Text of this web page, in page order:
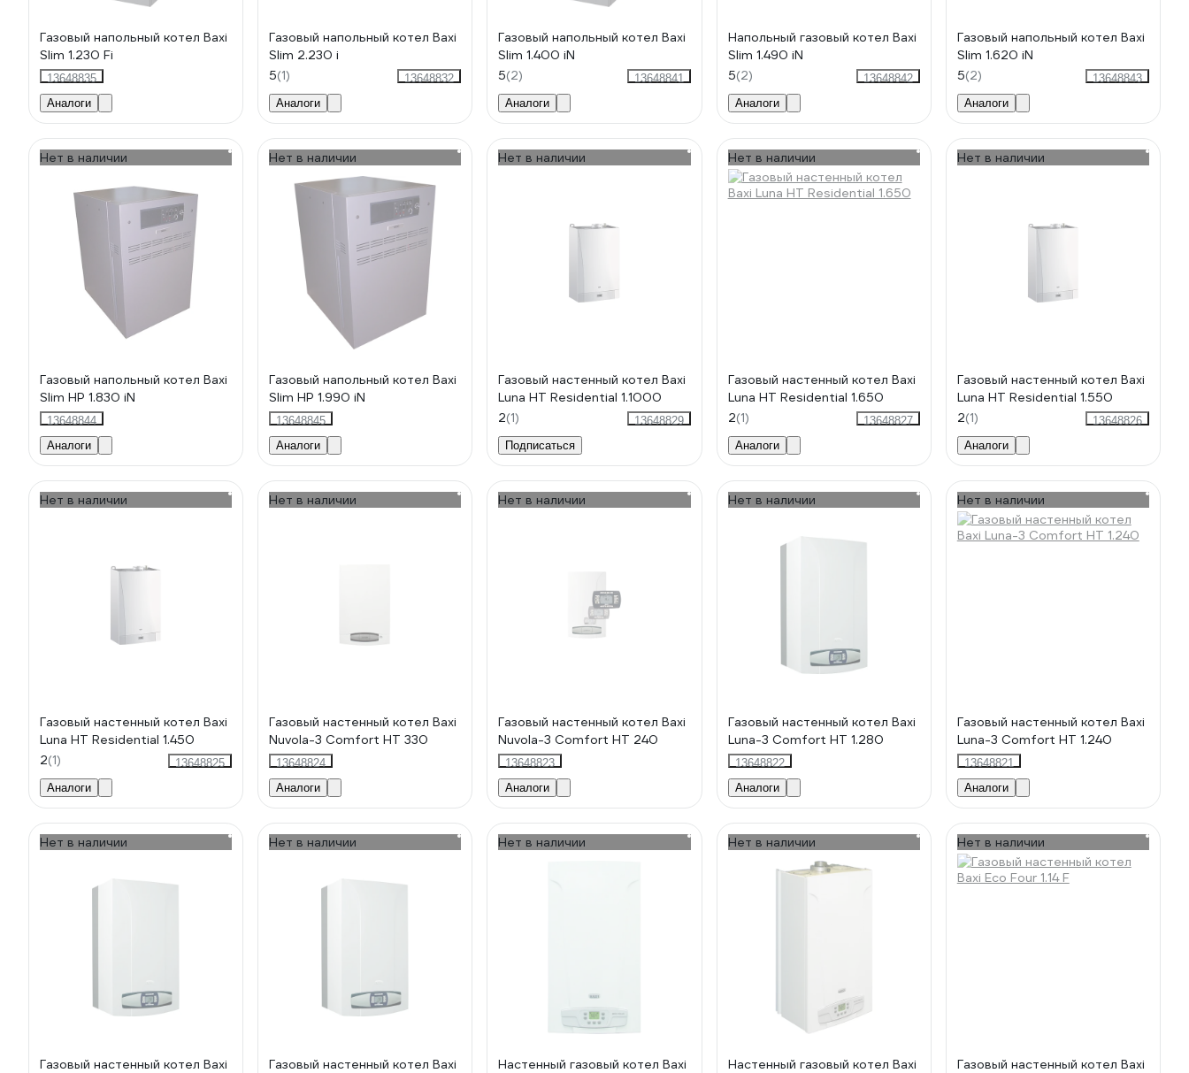
Газовый напольный котел Baxi
Slim 1.230 Fi
13648835
Аналоги
Газовый напольный котел Baxi
Slim 2.230 i
5(1)
13648832
Аналоги
Газовый напольный котел Baxi
Slim 1.400 iN
5(2)
13648841
Аналоги
Напольный газовый котел Baxi
Slim 1.490 iN
5(2)
13648842
Аналоги
Газовый напольный котел Baxi
Slim 1.620 iN
5(2)
13648843
Аналоги
Нет в наличии
Газовый напольный котел Baxi
Slim HP 1.830 iN
13648844
Аналоги
Нет в наличии
Газовый напольный котел Baxi
Slim HP 1.990 iN
13648845
Аналоги
Нет в наличии
Газовый настенный котел Baxi
Luna HT Residential 1.1000
2(1)
13648829
Подписаться
Нет в наличии
Газовый настенный котел Baxi
Luna HT Residential 1.650
2(1)
13648827
Аналоги
Нет в наличии
Газовый настенный котел Baxi
Luna HT Residential 1.550
2(1)
13648826
Аналоги
Нет в наличии
Газовый настенный котел Baxi
Luna HT Residential 1.450
2(1)
13648825
Аналоги
Нет в наличии
Газовый настенный котел Baxi
Nuvola-3 Comfort HT 330
13648824
Аналоги
Нет в наличии
Газовый настенный котел Baxi
Nuvola-3 Comfort HT 240
13648823
Аналоги
Нет в наличии
Газовый настенный котел Baxi
Luna-3 Comfort HT 1.280
13648822
Аналоги
Нет в наличии
Газовый настенный котел Baxi
Luna-3 Comfort HT 1.240
13648821
Аналоги
Нет в наличии
Газовый настенный котел Baxi
Нет в наличии
Газовый настенный котел Baxi
Нет в наличии
Настенный газовый котел Baxi
Нет в наличии
Настенный газовый котел Baxi
Нет в наличии
Газовый настенный котел Baxi